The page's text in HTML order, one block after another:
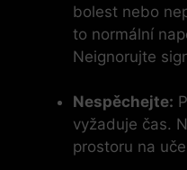
bolest nebo
to normální
Neignorujte
Nespěchejte:
vyžaduje čas.
prostoru na